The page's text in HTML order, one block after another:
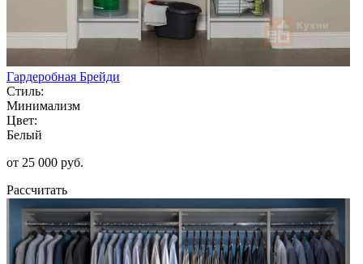
Гардеробная Брейди
Стиль:
Минимализм
Цвет:
Белый
от 25 000 руб.
Рассчитать